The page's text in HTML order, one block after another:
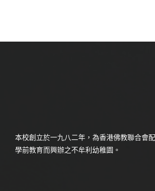
本校創立於一九八二年，為香港佛教聯合會
學前教育而興辦之不牟利幼稚園。